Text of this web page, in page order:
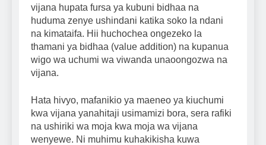
vijana hupata fursa ya kubuni bidhaa na
huduma zenye ushindani katika soko la ndani
na kimataifa. Hii huchochea ongezeko la
thamani ya bidhaa (value addition) na kupanua
wigo wa uchumi wa viwanda unaoongozwa na
vijana.
Hata hivyo, mafanikio ya maeneo ya kiuchumi
kwa vijana yanahitaji usimamizi bora, sera rafiki
na ushiriki wa moja kwa moja wa vijana
wenyewe. Ni muhimu kuhakikisha kuwa